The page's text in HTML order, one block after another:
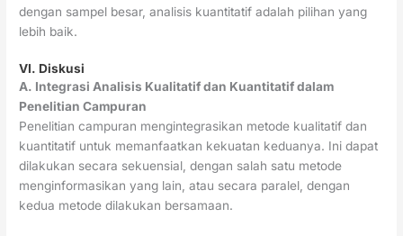
dengan sampel besar, analisis kuantitatif adalah pilihan yang
lebih baik.
VI. Diskusi
A. Integrasi Analisis Kualitatif dan Kuantitatif dalam
Penelitian Campuran
Penelitian campuran mengintegrasikan metode kualitatif dan
kuantitatif untuk memanfaatkan kekuatan keduanya. Ini dapat
dilakukan secara sekuensial, dengan salah satu metode
menginformasikan yang lain, atau secara paralel, dengan
kedua metode dilakukan bersamaan.